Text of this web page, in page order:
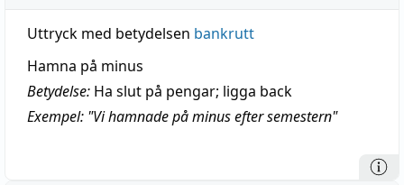
Uttryck med betydelsen bankrutt
Hamna på minus
Betydelse: Ha slut på pengar; ligga back
Exempel: "Vi hamnade på minus efter semestern"